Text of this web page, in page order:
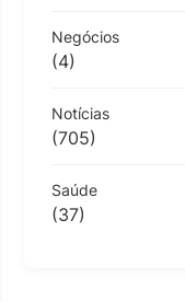
Negócios
(4)
Notícias
(705)
Saúde
(37)